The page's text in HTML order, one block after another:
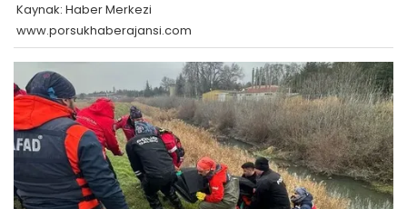
Kaynak: Haber Merkezi
www.porsukhaberajansi.com